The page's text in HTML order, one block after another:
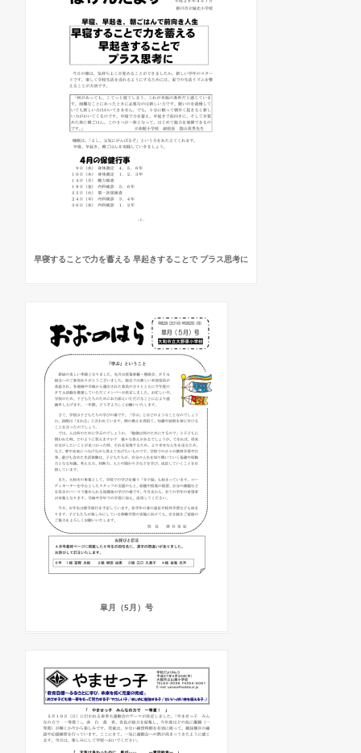
早寝することで力を蓄える 早起きすることで プラス思考に
皐月（5月）号